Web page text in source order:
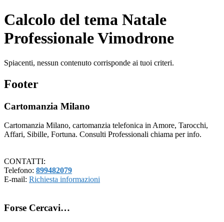
Calcolo del tema Natale
Professionale Vimodrone
Spiacenti, nessun contenuto corrisponde ai tuoi criteri.
Footer
Cartomanzia Milano
Cartomanzia Milano, cartomanzia telefonica in Amore, Tarocchi,
Affari, Sibille, Fortuna. Consulti Professionali chiama per info.
CONTATTI:
Telefono: 899482079
E-mail: Richiesta informazioni
Forse Cercavi…